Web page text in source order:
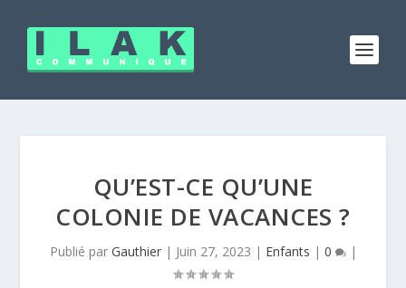
QU’EST-CE QU’UNE
COLONIE DE VACANCES ?
Publié par Gauthier| Juin 27, 2023 | Enfants | 0 |